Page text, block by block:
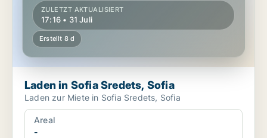
ZULETZT AKTUALISIERT
17:16 • 31 Juli
Erstellt 8 d
Laden in Sofia Sredets, Sofia
Laden zur Miete in Sofia Sredets, Sofia
Areal
-